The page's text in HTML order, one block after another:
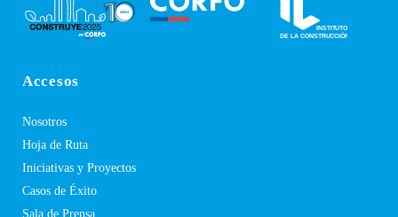
Accesos
Nosotros
Hoja de Ruta
Iniciativas y Proyectos
Casos de Éxito
Sala de Prensa